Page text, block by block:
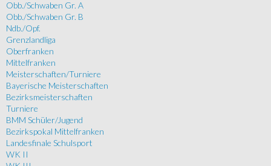
Obb./Schwaben Gr. A
Obb./Schwaben Gr. B
Ndb./Opf.
Grenzlandliga
Oberfranken
Mittelfranken
Meisterschaften/Turniere
Bayerische Meisterschaften
Bezirksmeisterschaften
Turniere
BMM Schüler/Jugend
Bezirkspokal Mittelfranken
Landesfinale Schulsport
WK II